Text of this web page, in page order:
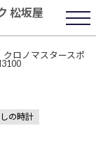
松坂屋
クロノマスタースポ
の時計